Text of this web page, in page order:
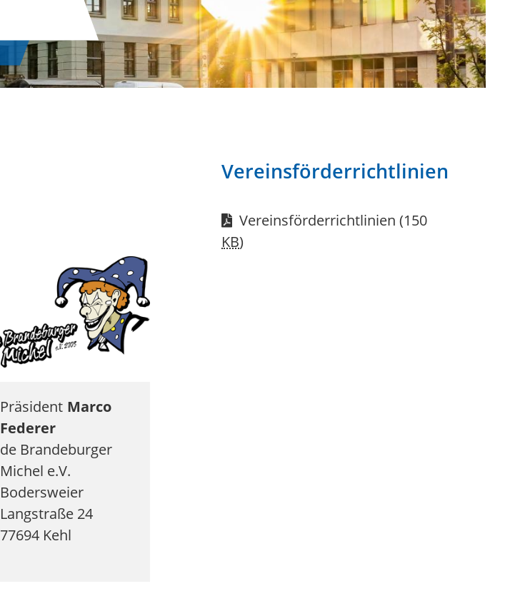
Präsident Marco
Federer
de Brandeburger
Michel e.V.
Bodersweier
Langstraße 24
77694 Kehl
Vereinsförderrichtlinien
Vereinsförderrichtlinien (150
KB)